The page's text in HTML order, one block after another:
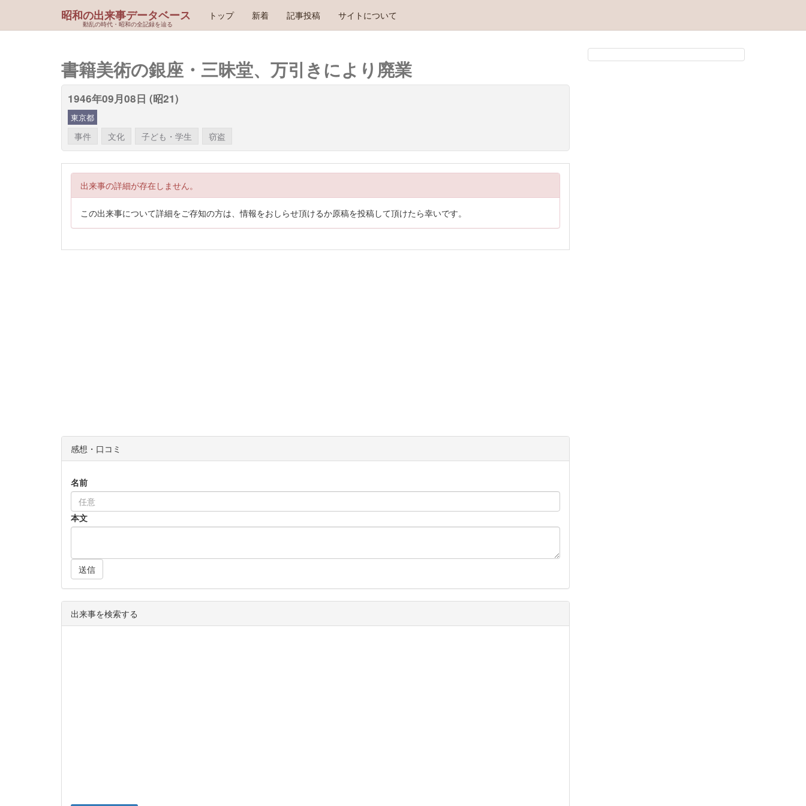
動乱の時代・昭和の全記録を辿る
昭和の出来事データベース トップ 新着 記事投稿 サイトについて
書籍美術の銀座・三昧堂、万引きにより廃業
1946年09月08日 (昭21)
東京都
事件 文化 子ども・学生 窃盗
出来事の詳細が存在しません。
この出来事について詳細をご存知の方は、情報をおしらせ頂けるか原稿を投稿して頂けたら幸いです。
感想・口コミ
名前
本文
送信
出来事を検索する